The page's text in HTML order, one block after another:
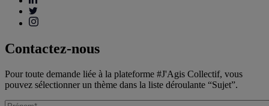
Contactez-nous
Pour toute demande liée à la plateforme #J'Agis Collectif, vous
pouvez sélectionner un thème dans la liste déroulante “Sujet”.